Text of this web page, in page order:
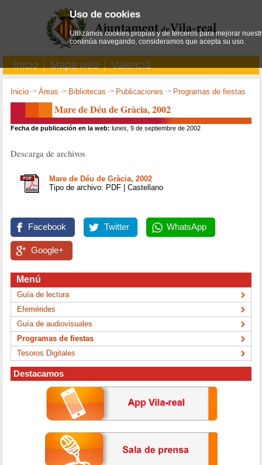
Inicio Mapa web Valencià
Inicio ->Áreas -> Bibliotecas -> Publicaciones -> Programas de fiestas
Mare de Déu de Gràcia, 2002
Fecha de publicación en la web: lunes, 9 de septiembre de 2002
Descarga de archivos
Mare de Déu de Gràcia, 2002
Tipo de archivo: PDF | Castellano
Facebook Twitter WhatsApp
Google+
Menú
Guía de lectura
Efemérides
Guía de audiovisuales
Programas de fiestas
Tesoros Digitales
Destacamos
Uso de cookies
Utilizamos cookies propias y de terceros para mejorar
continúa navegando, consideramos que acepta su uso.